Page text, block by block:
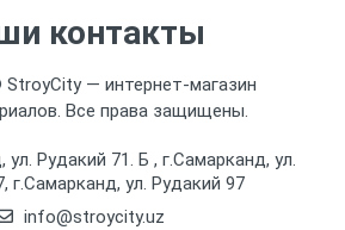
контакты
StroyCity — интернет-магазин
Все права защищены.
ул. Рудакий 71. Б , г.Самарканд, ул.
г.Самарканд, ул. Рудакий 97
info@stroycity.uz